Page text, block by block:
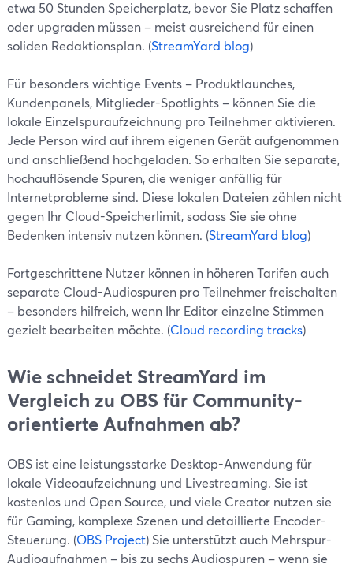
etwa 50 Stunden Speicherplatz, bevor Sie Platz schaffen
oder upgraden müssen – meist ausreichend für einen
soliden Redaktionsplan. (StreamYard blog)
Für besonders wichtige Events – Produktlaunches,
Kundenpanels, Mitglieder-Spotlights – können Sie die
lokale Einzelspuraufzeichnung pro Teilnehmer aktivieren.
Jede Person wird auf ihrem eigenen Gerät aufgenommen
und anschließend hochgeladen. So erhalten Sie separate,
hochauflösende Spuren, die weniger anfällig für
Internetprobleme sind. Diese lokalen Dateien zählen nicht
gegen Ihr Cloud-Speicherlimit, sodass Sie sie ohne
Bedenken intensiv nutzen können. (StreamYard blog)
Fortgeschrittene Nutzer können in höheren Tarifen auch
separate Cloud-Audiospuren pro Teilnehmer freischalten
– besonders hilfreich, wenn Ihr Editor einzelne Stimmen
gezielt bearbeiten möchte. (Cloud recording tracks)
Wie schneidet StreamYard im
Vergleich zu OBS für Community-
orientierte Aufnahmen ab?
OBS ist eine leistungsstarke Desktop-Anwendung für
lokale Videoaufzeichnung und Livestreaming. Sie ist
kostenlos und Open Source, und viele Creator nutzen sie
für Gaming, komplexe Szenen und detaillierte Encoder-
Steuerung. (OBS Project) Sie unterstützt auch Mehrspur-
Audioaufnahmen – bis zu sechs Audiospuren – wenn sie